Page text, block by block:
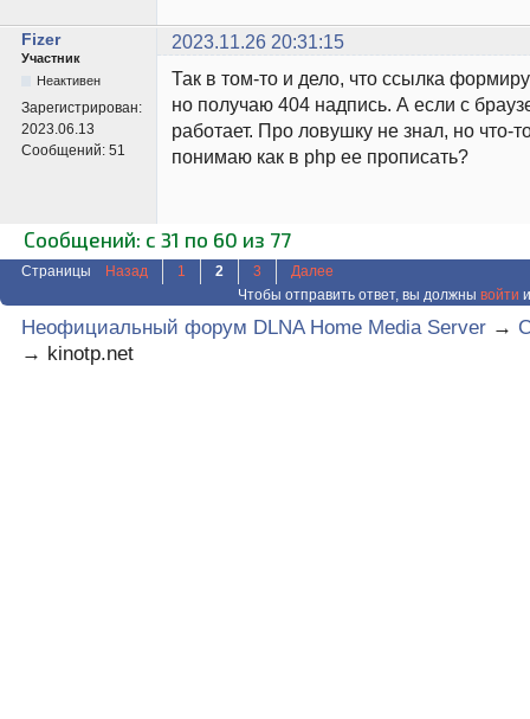
Fizer 2023.11.26 20:31:15
Участник
Неактивен
Зарегистрирован:
2023.06.13
Сообщений: 51
Так в том-то и дело, что ссылка
но получаю 404 надпись. А если с
работает. Про ловушку не знал, но что-
понимаю как в php ее прописать?
Сообщений: с 31 по 60 из 77
Страницы Назад 1 2 3
Далее
Чтобы отправить ответ, вы должны войти
Неофициальный форум DLNA Home Media Server →
→ kinotp.net